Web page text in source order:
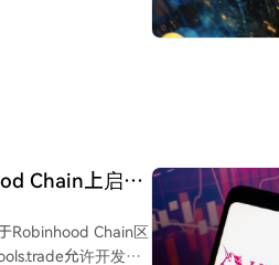
Chain上启动
Robinhood Chain区